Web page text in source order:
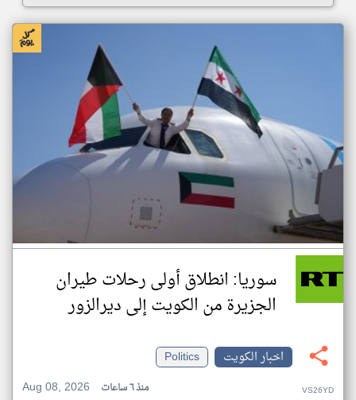
سوريا: انطلاق أولى رحلات طيران
الجزيرة من الكويت إلى ديرالزور
اخبار الكويت
Politics
Aug 08, 2026
منذ ٦ ساعات VS26YD